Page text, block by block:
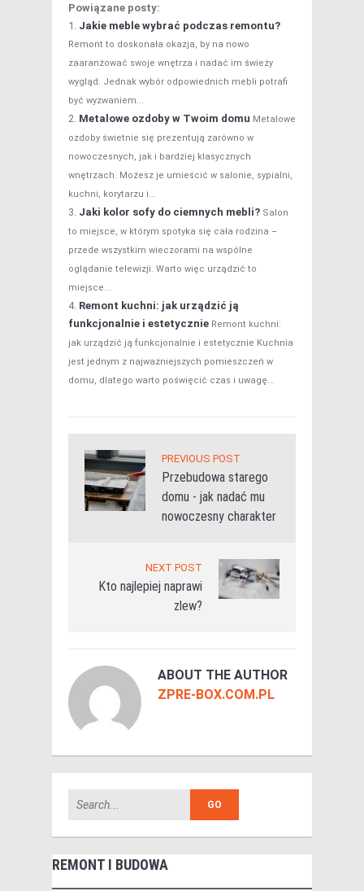
Powiązane posty:
Jakie meble wybrać podczas remontu?
Remont to doskonała okazja, by na nowo
zaaranżować swoje wnętrza i nadać im świeży
wygląd. Jednak wybór odpowiednich mebli potrafi
być wyzwaniem...
Metalowe ozdoby w Twoim domu Metalowe
ozdoby świetnie się prezentują zarówno w
nowoczesnych, jak i bardziej klasycznych
wnętrzach. Możesz je umieścić w salonie, sypialni,
kuchni, korytarzu i...
Jaki kolor sofy do ciemnych mebli? Salon
to miejsce, w którym spotyka się cała rodzina –
przede wszystkim wieczorami na wspólne
oglądanie telewizji. Warto więc urządzić to
miejsce...
Remont kuchni: jak urządzić ją
funkcjonalnie i estetycznie Remont kuchni:
jak urządzić ją funkcjonalnie i estetycznie Kuchnia
jest jednym z najważniejszych pomieszczeń w
domu, dlatego warto poświęcić czas i uwagę...
PREVIOUS POST
Przebudowa starego
domu - jak nadać mu
nowoczesny charakter
NEXT POST
Kto najlepiej naprawi
zlew?
ABOUT THE AUTHOR
ZPRE-BOX.COM.PL
REMONT I BUDOWA